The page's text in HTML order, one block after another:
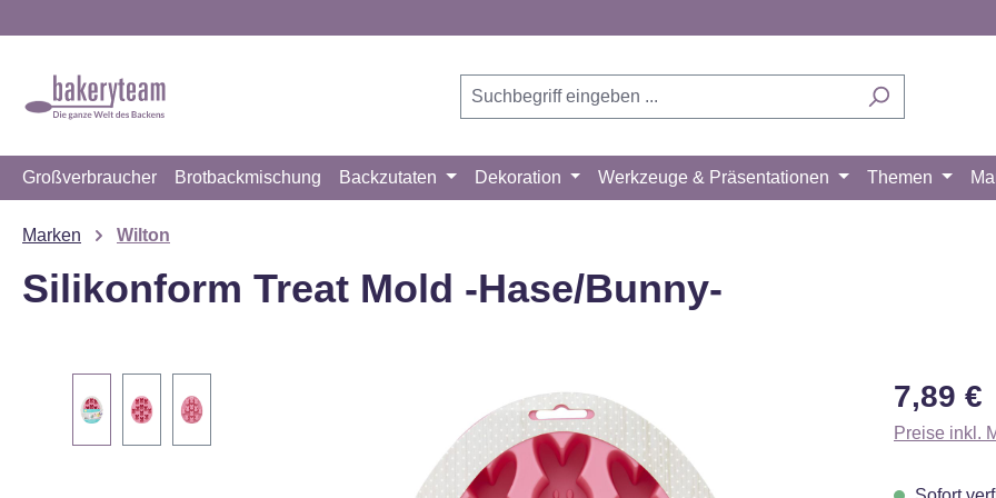
Großverbraucher Brotbackmischung Backzutaten Dekoration Werkzeuge & Präsentationen Themen
Marken Wilton
Silikonform Treat Mold -Hase/Bunny-
Regulärer
7,89 €
Preise inkl.